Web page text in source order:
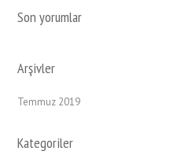
Son yorumlar
Arşivler
Temmuz 2019
Kategoriler